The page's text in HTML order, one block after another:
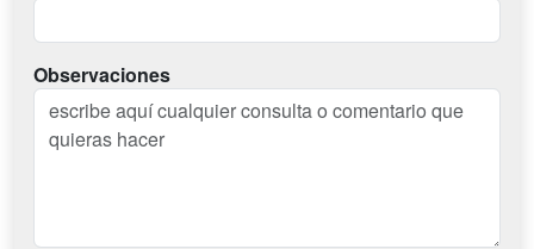
Observaciones